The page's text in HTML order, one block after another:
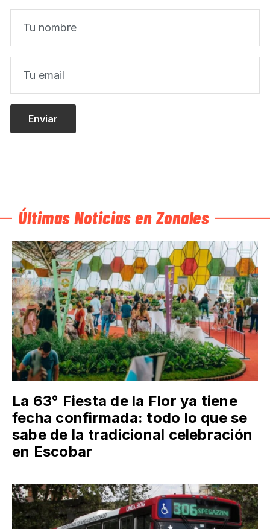
Últimas Noticias en Zonales
La 63° Fiesta de la Flor ya tiene
fecha confirmada: todo lo que se
sabe de la tradicional celebración
en Escobar